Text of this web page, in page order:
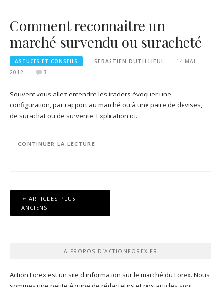
Comment reconnaitre un
marché survendu ou suracheté
ASTUCES ET CONSEILS SEBASTIEN DUTHILIEUL
14 MAI
2012
3
Souvent vous allez entendre les traders évoquer une
configuration, par rapport au marché ou à une paire de devises,
de surachat ou de survente. Explication ici.
CONTINUER LA LECTURE
Navigation
des
ARTICLES PLUS
ANCIENS
A PROPOS D’ACTIONFOREX.FR
Action Forex est un site d'information sur le marché du Forex. Nous